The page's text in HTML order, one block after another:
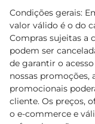
Condições gerais:
valor válido é o do
Compras sujeitas a
podem ser
de garantir o
nossas
promocionais
cliente. Os preços,
o e-commerce e